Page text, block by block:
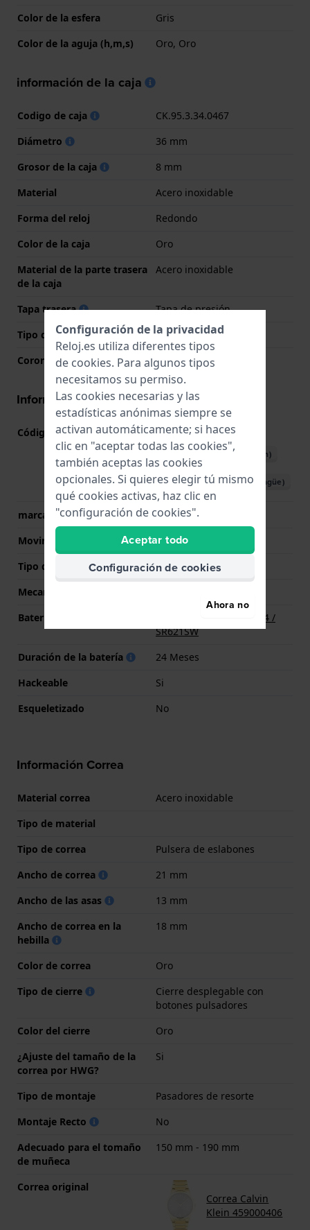
Color de la esfera
Gris
Color de la aguja (h,m,s)
Oro, Oro
información de la caja
Codigo de caja
CK.95.3.34.0467
Diámetro
36 mm
Grosor de la caja
8 mm
Material
Acero inoxidable
Forma del reloj
Redondo
Color de la caja
Oro
Material de la parte trasera
de la caja
Acero inoxidable
Tapa trasera
Tapa de presión
Tipo de cristal
Mineral
Corona
Corona tipo pull
Información del movimiento
Código de Movimiento VJ20C(Ver especificaciones
Descargar manual (English)
Descargar manual (plurilingüe)
marca del movimiento
Seiko Instruments Inc.
Movimiento suizo
No
Tipo de pantalla
analógico
Mecanismo
Batería
Batería Renata R364 364 /
SR621SW
Duración de la batería
24 Meses
Hackeable
Si
Esqueletizado
No
Información Correa
Material correa
Acero inoxidable
Tipo de material
Tipo de correa
Pulsera de eslabones
Ancho de correa
21 mm
Ancho de las asas
13 mm
Ancho de correa en la
hebilla
18 mm
Color de correa
Oro
Tipo de cierre
Cierre desplegable con
botones pulsadores
Color del cierre
Oro
¿Ajuste del tamaño de la
correa por HWG?
Si
Tipo de montaje
Pasadores de resorte
Montaje Recto
No
Adecuado para el tomaño
de muñeca
150 mm - 190 mm
Correa original
Correa Calvin
Klein 459000406
Configuración de la privacidad
Reloj.es utiliza diferentes tipos
de cookies. Para algunos tipos
necesitamos su permiso.
Las cookies necesarias y las
estadísticas anónimas siempre se
activan automáticamente; si haces
clic en "aceptar todas las cookies",
también aceptas las cookies
opcionales. Si quieres elegir tú mismo
qué cookies activas, haz clic en
"configuración de cookies".
Aceptar todo
Configuración de cookies
Ahora no